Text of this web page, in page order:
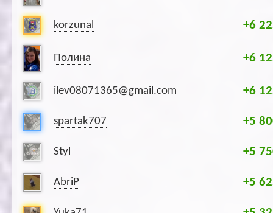
korzunal +6
Полина +6
ilev08071365@gmail.com +6
spartak707 +5
Styl +5
AbriP +5